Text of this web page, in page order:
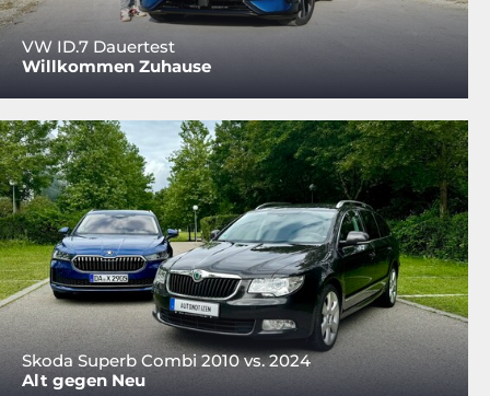
VW ID.7 Dauertest
Willkommen Zuhause
Skoda Superb Combi 2010 vs. 2024
Alt gegen Neu